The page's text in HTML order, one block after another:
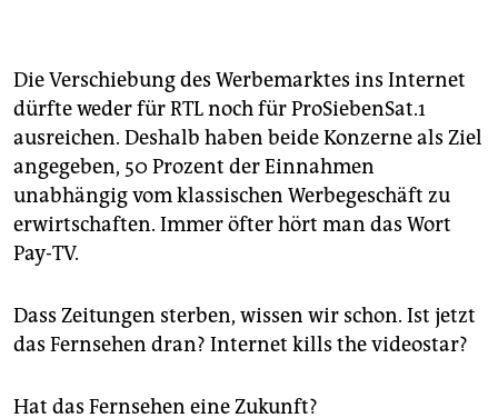
Die Verschiebung des Werbemarktes ins Internet
dürfte weder für RTL noch für ProSiebenSat.1
ausreichen. Deshalb haben beide Konzerne als Ziel
angegeben, 50 Prozent der Einnahmen
unabhängig vom klassischen Werbegeschäft zu
erwirtschaften. Immer öfter hört man das Wort
Pay-TV.
Dass Zeitungen sterben, wissen wir schon. Ist jetzt
das Fernsehen dran? Internet kills the videostar?
Hat das Fernsehen eine Zukunft?